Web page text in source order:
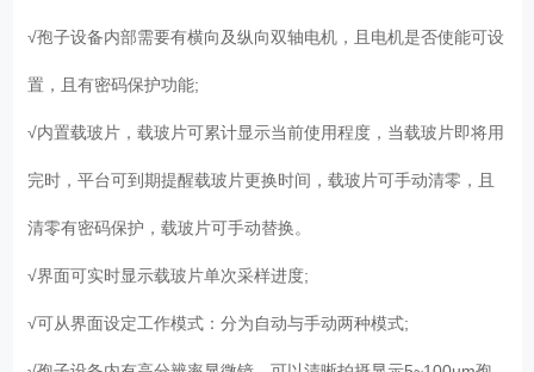
√孢子设备内部需要有横向及纵向双轴电机，且电机是否使能可设
置，且有密码保护功能;
√内置载玻片，载玻片可累计显示当前使用程度，当载玻片即将用
完时，平台可到期提醒载玻片更换时间，载玻片可手动清零，且
清零有密码保护，载玻片可手动替换。
√界面可实时显示载玻片单次采样进度;
√可从界面设定工作模式：分为自动与手动两种模式;